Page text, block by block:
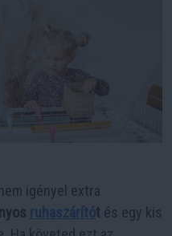
igényel extra
ruhaszárítót és egy kis